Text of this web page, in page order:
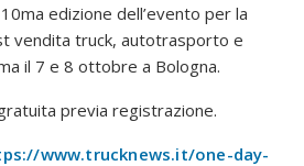
edizione dell’evento per la
vendita truck, autotrasporto e
il 7 e 8 ottobre a Bologna.
previa registrazione.
www.trucknews.it/one-day-